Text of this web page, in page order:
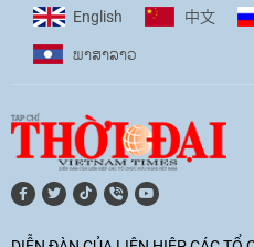
phó với
17:07|09/06/2026
[Video]
quan hệ
11:01 |09/06/2026
English 中文
ພາ​ສາ​ລາວ